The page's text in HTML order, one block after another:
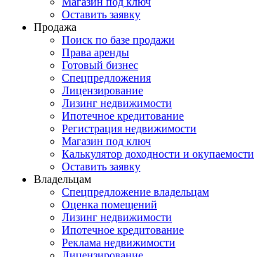
Оставить заявку
Продажа
Поиск по базе продажи
Права аренды
Готовый бизнес
Спецпредложения
Лицензирование
Лизинг недвижимости
Ипотечное кредитование
Регистрация недвижимости
Магазин под ключ
Калькулятор доходности и окупаемости
Оставить заявку
Владельцам
Спецпредложение владельцам
Оценка помещений
Лизинг недвижимости
Ипотечное кредитование
Реклама недвижимости